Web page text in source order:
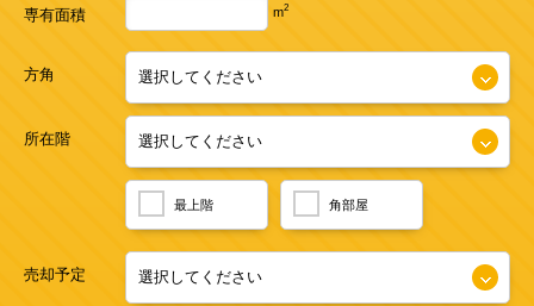
専有面積 m2
方角
所在階
最上階 角部屋
売却予定